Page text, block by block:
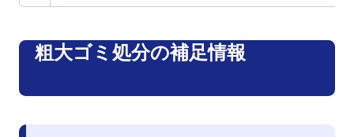
粗大ゴミ処分の補足情報